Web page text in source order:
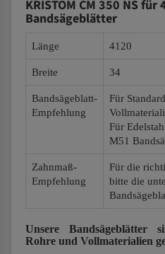
KRISTOM CM 350 NS
Bandsägeblätter
Länge 4120
Breite 34
Bandsägeblatt-
Empfehlung
Für
Für
M51
Zahnmaß-
Empfehlung
Für die
bitte die
Unsere Bandsägeblätter
Rohre und Vollmaterialien